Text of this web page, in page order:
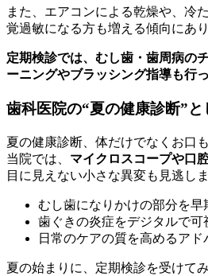
また、エアコンによる乾燥や、冷
覚過敏になる方も増える傾向にあり
定期検診では、むし歯・歯周病の
ーニングやブラッシング指導も行
歯科医院の“夏の健康診断”と
夏の健康診断、体だけでなくお口
当院では、 マイクロスコープや口
目に見えない小さな異変も見逃しま
むし歯になりかけの部分を早
歯ぐきの炎症をデジタルで可
日常のケアの質を高めるアド
夏の始まりに、定期検診を受けて